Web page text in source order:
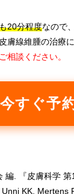
20分程度なので
膚線維腫の治療
相談ください。
今すぐ予
編. 『皮膚科学
KK, Mertens